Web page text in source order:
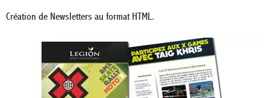
Création de Newsletters au format HTML.